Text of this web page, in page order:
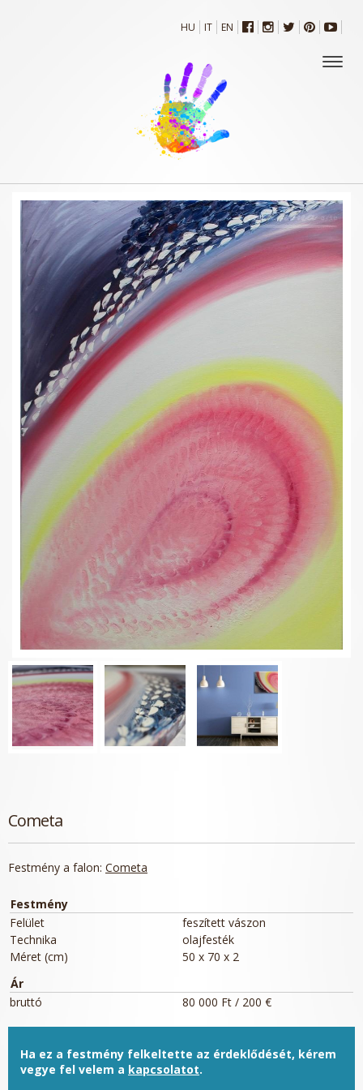
HU IT EN
Cometa
Festmény a falon: Cometa
Festmény
Felület
feszített vászon
Technika
olajfesték
Méret (cm)
50 x 70 x 2
Ár
bruttó
80 000 Ft / 200 €
Ha ez a festmény felkeltette az érdeklődését, kérem
vegye fel velem a kapcsolatot.